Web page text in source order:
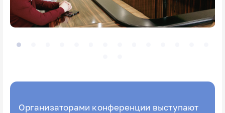
Организаторами конференции выступают